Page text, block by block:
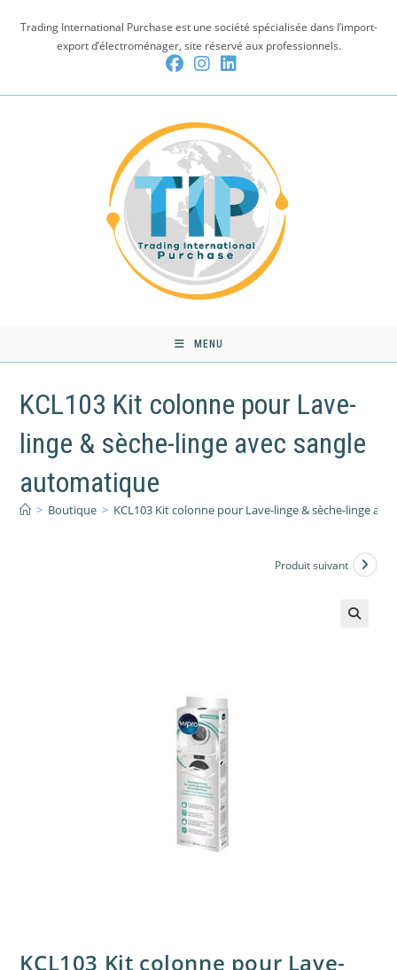
Trading International Purchase est une société spécialisée dans l’import-
export d’électroménager, site réservé aux professionnels.
MENU
KCL103 Kit colonne pour Lave-
linge & sèche-linge avec sangle
automatique
> Boutique > KCL103 Kit colonne pour Lave-linge & sèche-linge
Produit suivant
KCL103 Kit colonne pour Lave-